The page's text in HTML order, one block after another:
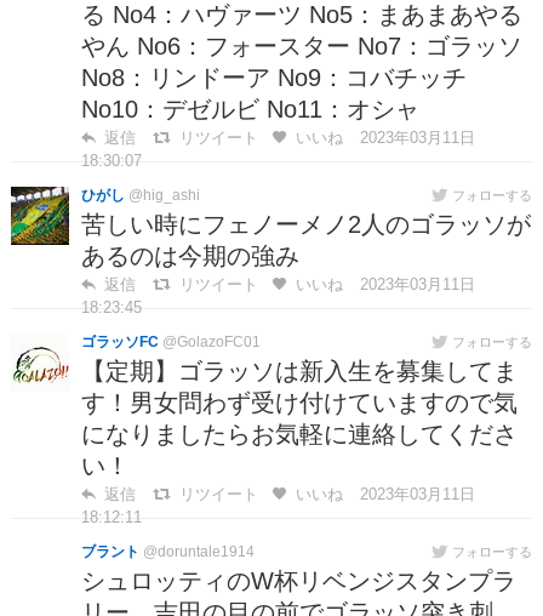
る No4：ハヴァーツ No5：まあまあやる
やん No6：フォースター No7：ゴラッソ
No8：リンドーア No9：コバチッチ
No10：デゼルビ No11：オシャ
返信 リツイート いいね
2023年03月11日
18:30:07
ひがし @hig_ashi フォローする
苦しい時にフェノーメノ2人のゴラッソが
あるのは今期の強み
返信 リツイート いいね
2023年03月11日
18:23:45
ゴラッソFC @GolazoFC01 フォローする
【定期】ゴラッソは新入生を募集してま
す！男女問わず受け付けていますので気
になりましたらお気軽に連絡してくださ
い！
返信 リツイート いいね
2023年03月11日
18:12:11
ブラント @doruntale1914 フォローする
シュロッティのW杯リベンジスタンプラ